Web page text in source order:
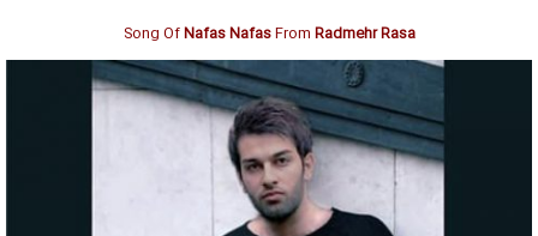
Song OfNafas NafasFrom Radmehr Rasa